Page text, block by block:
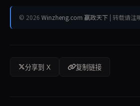
© 2026 Winzheng.com 赢政天下 | 转载请注
分享到 X 复制链接